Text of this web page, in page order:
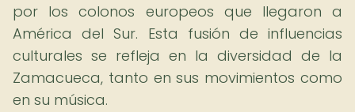
por los colonos europeos que llegaron a
América del Sur. Esta fusión de influencias
culturales se refleja en la diversidad de la
Zamacueca, tanto en sus movimientos como
en su música.